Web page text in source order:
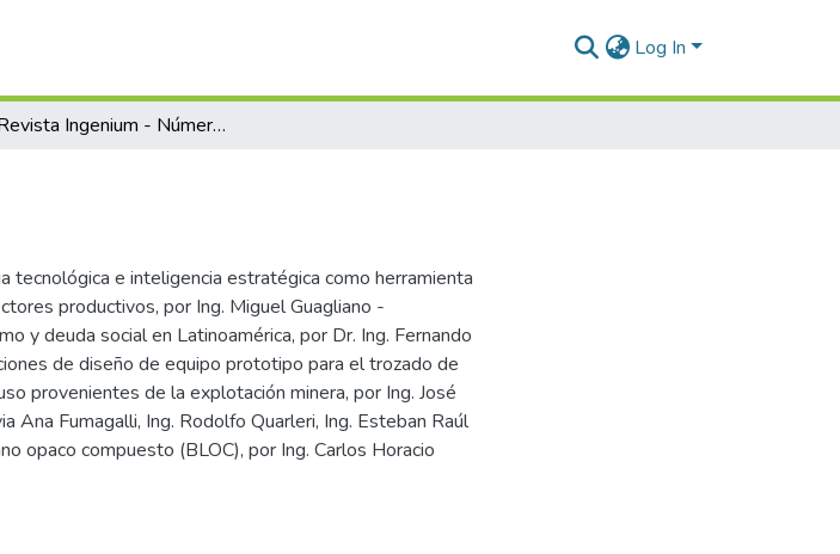
Log In
Revista Ingenium - Número 4
tecnológica e inteligencia estratégica como herramienta
productivos, por Ing. Miguel Guagliano -
y deuda social en Latinoamérica, por Dr. Ing. Fernando
de diseño de equipo prototipo para el trozado de
provenientes de la explotación minera, por Ing. José
Ana Fumagalli, Ing. Rodolfo Quarleri, Ing. Esteban Raúl
opaco compuesto (BLOC), por Ing. Carlos Horacio